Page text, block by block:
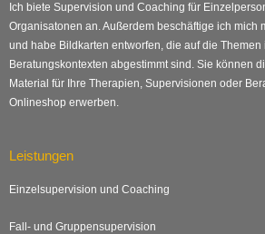
Ich biete Supervision und Coaching für
Organisatonen an. Außerdem beschäftige ich mich
und habe Bildkarten entworfen, die auf die Themen
Beratungskontexten abgestimmt sind. Sie können
Material für Ihre Therapien, Supervisionen oder
Onlineshop erwerben.
Leistungen
Einzelsupervision und Coaching
Fall- und Gruppensupervision